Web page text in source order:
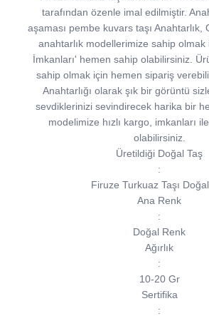
tarafından özenle imal edilmiştir.
aşaması pembe kuvars taşı Anahtarlık,
anahtarlık modellerimize sahip
İmkanları' hemen sahip olabilirsiniz.
sahip olmak için hemen sipariş
Anahtarlığı olarak şık bir görüntü
sevdiklerinizi sevindirecek harika bir
modelimize hızlı kargo, imkanları
olabilirsiniz.
Üretildiği Doğal Taş
:
Firuze Turkuaz Taşı
Ana Renk
:
Doğal Renk
Ağırlık
:
10-20 Gr
Sertifika
: